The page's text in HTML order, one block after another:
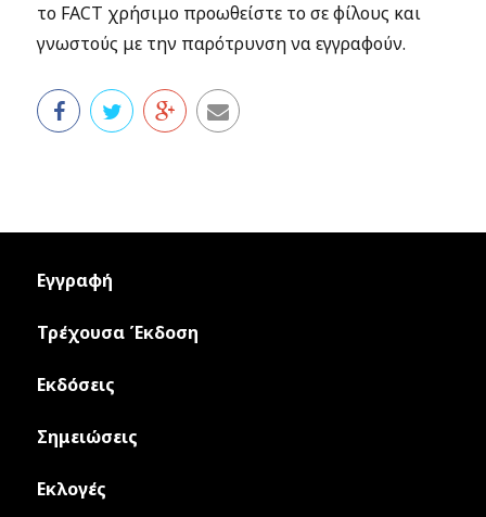
το FACT χρήσιμο προωθείστε το σε φίλους και
γνωστούς με την παρότρυνση να εγγραφούν.
Εγγραφή
Τρέχουσα Έκδοση
Εκδόσεις
Σημειώσεις
Εκλογές